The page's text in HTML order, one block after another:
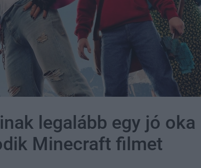
legalább egy jó oka
Minecraft filmet